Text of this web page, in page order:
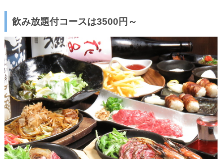
飲み放題付コースは3500円～